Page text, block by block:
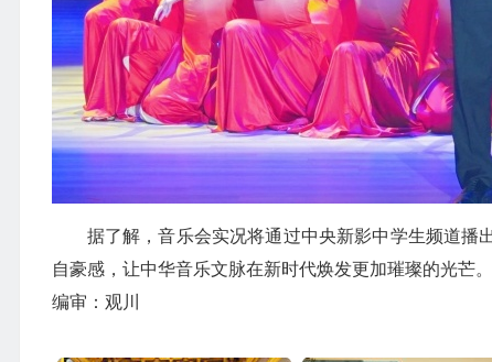
据了解，音乐会实况将通过中央新影中学生频道播
自豪感，让中华音乐文脉在新时代焕发更加璀璨的光芒。
编审：观川